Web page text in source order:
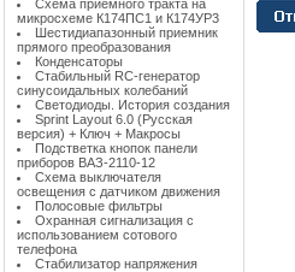
Схема приемного тракта на
микросхеме К174ПС1 и К174УР3
Шестидиапазонный приемник
прямого преобразования
Конденсаторы
Стабильный RC-генератор
синусоидальных колебаний
Светодиоды. История создания
Sprint Layout 6.0 (Русская
версия) + Ключ + Макросы
Подстветка кнопок панели
приборов ВАЗ-2110-12
Схема выключателя
освещения с датчиком движения
Полосовые фильтры
Охранная сигнализация с
использованием сотового
телефона
Стабилизатор напряжения